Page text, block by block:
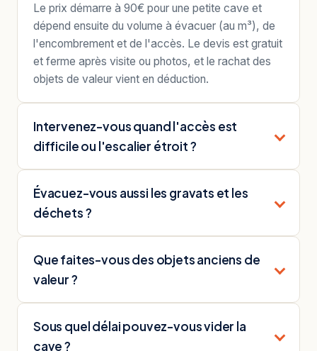
Le prix démarre à 90€ pour une petite cave et
dépend ensuite du volume à évacuer (au m³), de
l'encombrement et de l'accès. Le devis est gratuit
et ferme après visite ou photos, et le rachat des
objets de valeur vient en déduction.
Intervenez-vous quand l'accès est
difficile ou l'escalier étroit ?
Évacuez-vous aussi les gravats et les
déchets ?
Que faites-vous des objets anciens de
valeur ?
Sous quel délai pouvez-vous vider la
cave ?